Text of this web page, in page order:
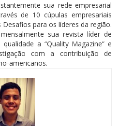
sua rede empresarial
de 10 cúpulas empresariais
para os líderes da região.
sua revista líder de
a “Quality Magazine” e
com a contribuição de
americanos.